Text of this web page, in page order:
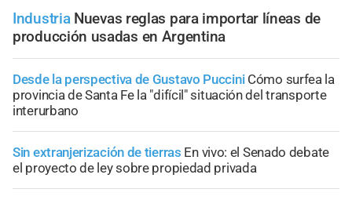
Industria Nuevas reglas para importar líneas de
producción usadas en Argentina
Desde la perspectiva de Gustavo Puccini Cómo surfea la
provincia de Santa Fe la "difícil" situación del transporte
interurbano
Sin extranjerización de tierras En vivo: el Senado debate
el proyecto de ley sobre propiedad privada